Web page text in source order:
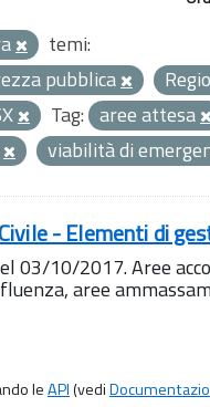
temi:
pubblica
Tag: aree attesa
viabilità di
- Elementi di
03/10/2017. Aree
aree
leAPI(vedi